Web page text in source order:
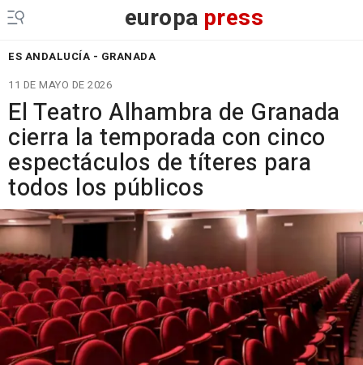
europa press
ES ANDALUCÍA - GRANADA
11 DE MAYO DE 2026
El Teatro Alhambra de Granada
cierra la temporada con cinco
espectáculos de títeres para
todos los públicos